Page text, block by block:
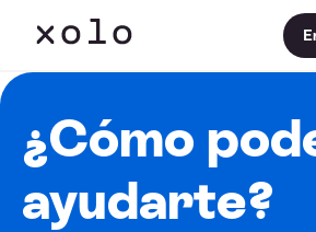
¿Cómo
ayudarte?